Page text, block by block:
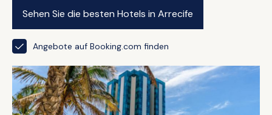
Sehen Sie die besten Hotels in Arrecife
Angebote auf Booking.com finden